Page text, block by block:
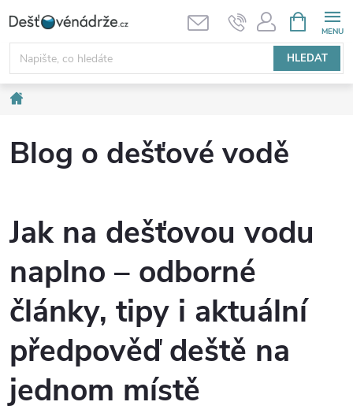
na
obsah
HLEDAT
NÁKUPNÍ
KOŠÍK
Blog o dešťové vodě
Jak na dešťovou vodu
naplno – odborné
články, tipy i aktuální
předpověď deště na
jednom místě